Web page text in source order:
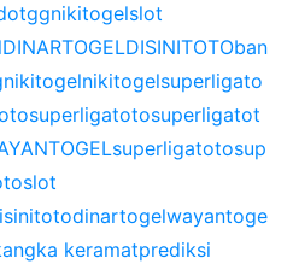
nikitogelslot
DINARTOGELDISINITOTOban
nikitogelnikitogelsuperligato
superligatotosuperligatot
superligatotosup
slot
dinartogelwayantoge
angka keramatprediksi